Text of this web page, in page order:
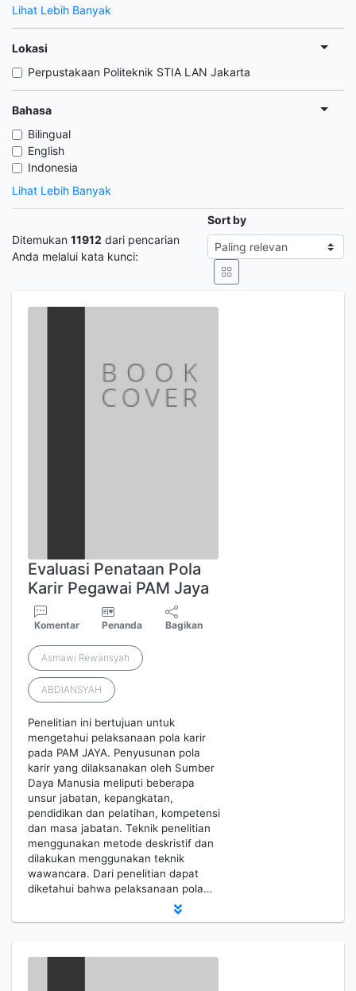
Lihat Lebih Banyak
Lokasi
Perpustakaan Politeknik STIA LAN Jakarta
Bahasa
Bilingual
English
Indonesia
Lihat Lebih Banyak
Ditemukan 11912 dari pencarian
Anda melalui kata kunci:
Sort by
Evaluasi Penataan Pola
Karir Pegawai PAM Jaya
Komentar Penanda Bagikan
Asmawi Rewansyah
ABDIANSYAH
Penelitian ini bertujuan untuk
mengetahui pelaksanaan pola karir
pada PAM JAYA. Penyusunan pola
karir yang dilaksanakan oleh Sumber
Daya Manusia meliputi beberapa
unsur jabatan, kepangkatan,
pendidikan dan pelatihan, kompetensi
dan masa jabatan. Teknik penelitian
menggunakan metode deskristif dan
dilakukan menggunakan teknik
wawancara. Dari penelitian dapat
diketahui bahwa pelaksanaan pola…